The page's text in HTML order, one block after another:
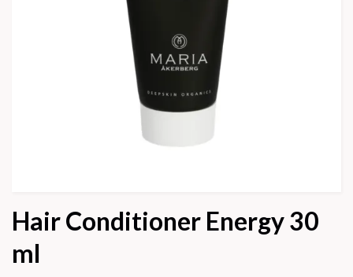
Hair Conditioner Energy 30
ml